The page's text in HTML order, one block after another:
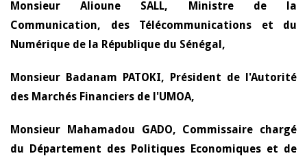
Monsieur Alioune SALL, Ministre de la
Communication, des Télécommunications et du
Numérique de la République du Sénégal,
Monsieur Badanam PATOKI, Président de l'Autorité
des Marchés Financiers de l'UMOA,
Monsieur Mahamadou GADO, Commissaire chargé
du Département des Politiques Economiques et de